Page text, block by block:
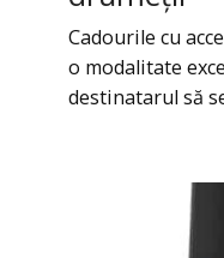
Cadourile cu
o modalitate
destinatarul să